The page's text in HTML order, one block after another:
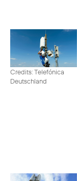
Credits: Telefónica
Deutschland